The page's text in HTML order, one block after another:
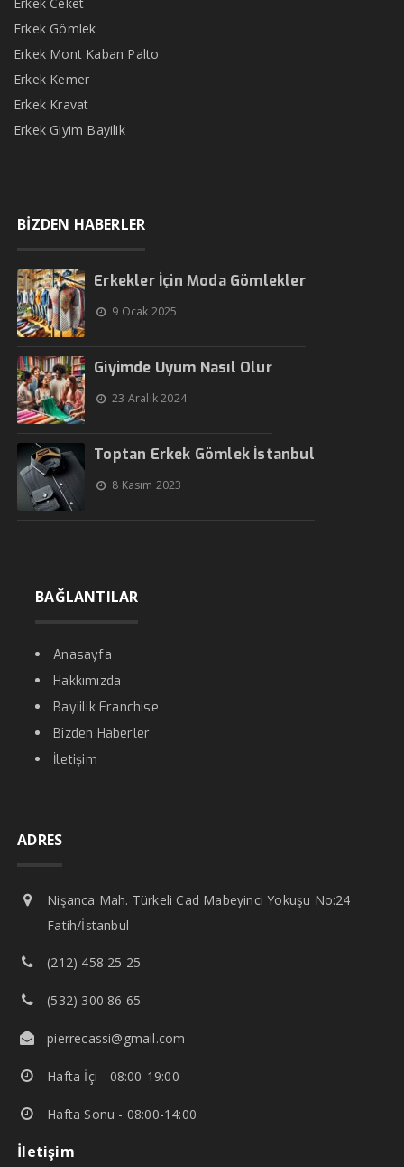
Erkek Gömlek
Erkek Mont Kaban Palto
Erkek Kemer
Erkek Kravat
Erkek Giyim Bayilik
BİZDEN HABERLER
Erkekler İçin Moda Gömlekler
9 Ocak 2025
Giyimde Uyum Nasıl Olur
23 Aralık 2024
Toptan Erkek Gömlek İstanbul
8 Kasım 2023
BAĞLANTILAR
Anasayfa
Hakkımızda
Bayiilik Franchise
Bizden Haberler
İletişim
ADRES
Nişanca Mah. Türkeli Cad Mabeyinci Yokuşu No:24
Fatih/İstanbul
(212) 458 25 25
(532) 300 86 65
pierrecassi@gmail.com
Hafta İçi - 08:00-19:00
Hafta Sonu - 08:00-14:00
İletişim